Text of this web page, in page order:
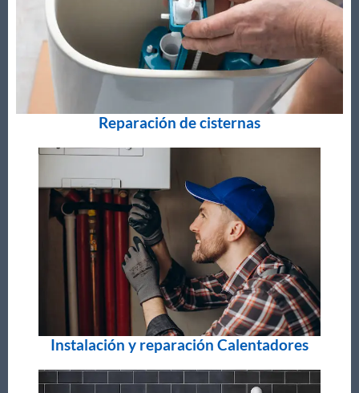
Reparación de cisternas
Instalación y reparación Calentadores